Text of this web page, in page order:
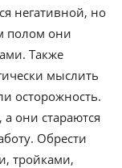
негативной, но
полом они
Также
мыслить
осторожность.
они стараются
Обрести
тройками,